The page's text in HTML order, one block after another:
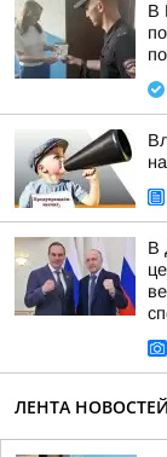
В
В
ЛЕНТА НОВОСТЕЙ